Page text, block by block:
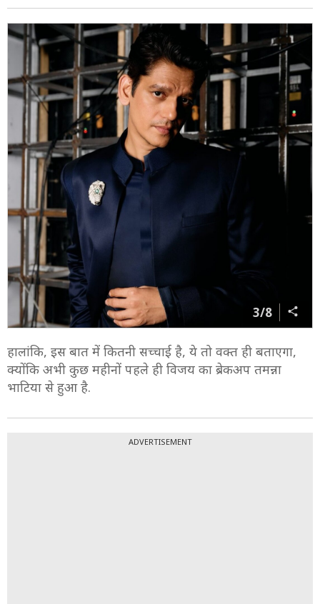
3/8
हालांकि, इस बात में कितनी सच्चाई है, ये तो वक्त ही बताएगा,
क्योंकि अभी कुछ महीनों पहले ही विजय का ब्रेकअप तमन्ना
भाटिया से हुआ है.
ADVERTISEMENT